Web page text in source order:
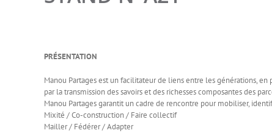
PRÉSENTATION
Manou Partages est un facilitateur de liens entre les générations,
par la transmission des savoirs et des richesses composantes des
Manou Partages garantit un cadre de rencontre pour mobiliser,
Mixité / Co-construction / Faire collectif
Mailler / Fédérer / Adapter